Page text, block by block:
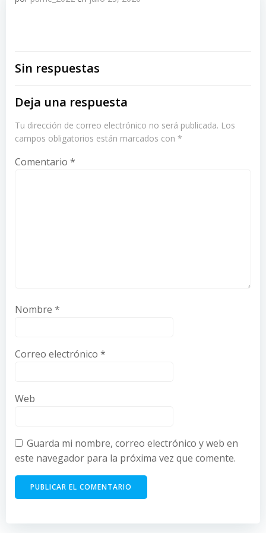
Sin respuestas
Deja una respuesta
Tu dirección de correo electrónico no será publicada. Los
campos obligatorios están marcados con *
Comentario *
Nombre *
Correo electrónico *
Web
Guarda mi nombre, correo electrónico y web en
este navegador para la próxima vez que comente.